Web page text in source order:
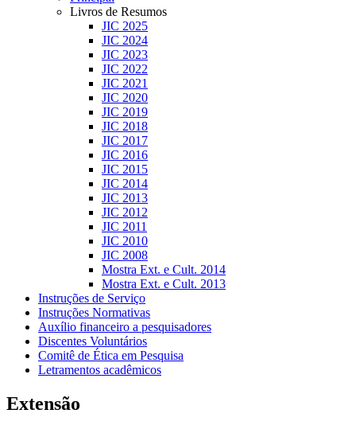
Livros de Resumos
JIC 2025
JIC 2024
JIC 2023
JIC 2022
JIC 2021
JIC 2020
JIC 2019
JIC 2018
JIC 2017
JIC 2016
JIC 2015
JIC 2014
JIC 2013
JIC 2012
JIC 2011
JIC 2010
JIC 2008
Mostra Ext. e Cult. 2014
Mostra Ext. e Cult. 2013
Instruções de Serviço
Instruções Normativas
Auxílio financeiro a pesquisadores
Discentes Voluntários
Comitê de Ética em Pesquisa
Letramentos acadêmicos
Extensão